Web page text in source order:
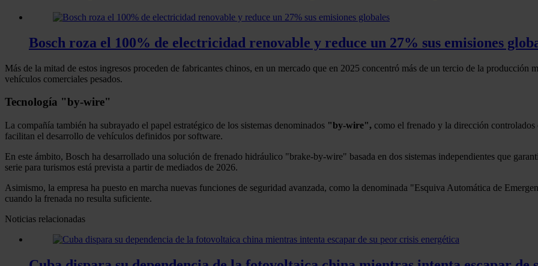
Bosch roza el 100% de electricidad renovable y reduce un 27% sus emisiones
Más de la mitad de estos ingresos proceden de fabricantes chinos, en un mercado que en 2025 concentró más de un tercio de la
vehículos comerciales pesados.
Tecnología "by-wire"
La compañía también ha subrayado el papel estratégico de los sistemas denominados "by-wire", como el frenado y la dirección
facilitan el desarrollo de vehículos definidos por software.
En este ámbito, Bosch ha desarrollado una solución de frenado hidráulico "brake-by-wire" basada en dos sistemas independientes que
serie para turismos está prevista a partir de mediados de 2026.
Asimismo, la empresa ha puesto en marcha nuevas funciones de seguridad avanzada, como la denominada "Esquiva Automática de
cuando la frenada no resulta suficiente.
Noticias relacionadas